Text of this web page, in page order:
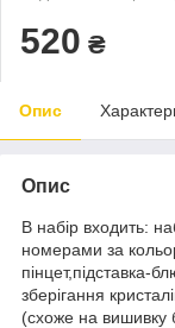
520 ₴
Опис
Опис
В набір входить:
номерами за
пінцет,підставка-
зберігання
(схоже на вишивку